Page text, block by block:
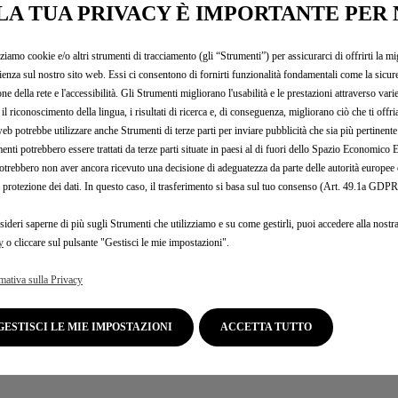
e
Accessori Autentici pensati per la tua auto e
ARTICOLO TROVATO. PROVA AD
TUA PRIVACY È IMPORTANTE PER
cookie e/o altri strumenti di tracciamento (gli “Strumenti”) per assicurarci di offrirti la
sul nostro sito web. Essi ci consentono di fornirti funzionalità fondamentali come la
della rete e l'accessibilità. Gli Strumenti migliorano l'usabilità e le prestazioni attraverso
il riconoscimento della lingua, i risultati di ricerca e, di conseguenza, migliorano ciò che ti
potrebbe utilizzare anche Strumenti di terze parti per inviare pubblicità che sia più
potrebbero essere trattati da terze parti situate in paesi al di fuori dello Spazio Economico
non aver ancora ricevuto una decisione di adeguatezza da parte delle autorità europee
protezione dei dati. In questo caso, il trasferimento si basa sul tuo consenso (Art. 49.1a
saperne di più sugli Strumenti che utilizziamo e su come gestirli, puoi accedere alla
o cliccare sul pulsante "Gestisci le mie impostazioni".
sulla Privacy
GESTISCI LE MIE IMPOSTAZIONI ACCETTA TUTTO